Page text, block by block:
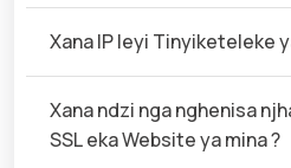
Xana IP leyi Tinyiketeleke
Xana ndzi nga nghenisa
SSL eka Website ya mina ?